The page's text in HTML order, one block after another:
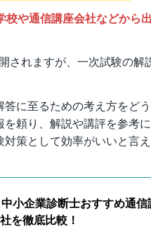
校や通信講座会社などから
されますが、一次試験の解
に至るための考え方をど
頼り、解説や講評を参考
策として効率がいいと言え
中小企業診断士おすすめ通
を徹底比較！